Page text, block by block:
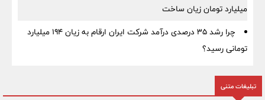
میلیارد تومان زیان ساخت
چرا رشد ۳۵ درصدی درآمد شرکت ایران ارقام به زیان ۱۹۴ میلیارد
تومانی رسید؟
تبلیغات متنی